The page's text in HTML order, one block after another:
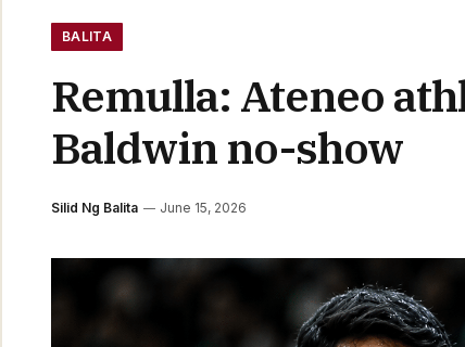
BALITA
Remulla: Ateneo
Baldwin no-show
Silid Ng Balita June 15, 2026